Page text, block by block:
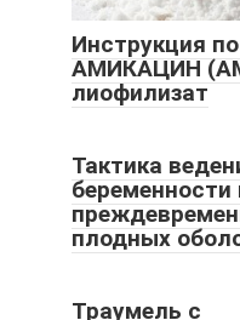
Инструкция
АМИКАЦИН
лиофилизат
Тактика
беременности
плодных
Траумель с